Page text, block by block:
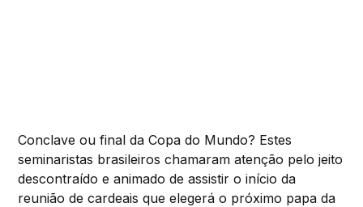
Conclave ou final da Copa do Mundo? Estes
seminaristas brasileiros chamaram atenção pelo jeito
descontraído e animado de assistir o início da
reunião de cardeais que elegerá o próximo papa da